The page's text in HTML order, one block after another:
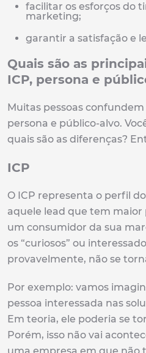
facilitar os esforços do
marketing;
garantir a satisfação e
Quais são as
ICP, persona e
Muitas pessoas
persona e público-alvo.
quais são as diferenças?
ICP
O ICP representa o perfil
aquele lead que tem
um consumidor da sua
os “curiosos” ou
provavelmente, não se
Por exemplo: vamos
pessoa interessada nas
Em teoria, ele poderia se
Porém, isso não vai